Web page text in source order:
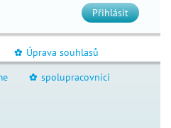
Přihlásit
_ Úprava souhlasů
_ spolupracovníci